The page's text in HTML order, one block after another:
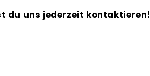
du uns jederzeit kontaktieren!